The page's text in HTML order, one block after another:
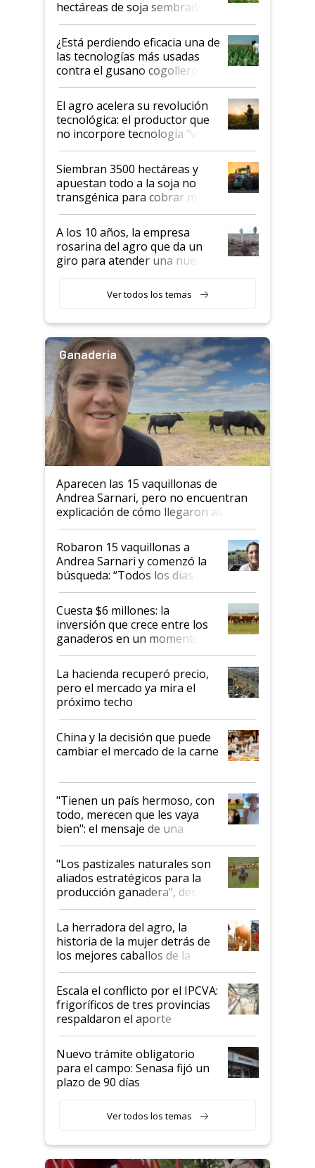
hectáreas de soja sembradas
con una nueva generación de
variedades que marcan un
salto tecnológico en genética y
rendimiento
¿Está perdiendo eficacia una de
las tecnologías más usadas
contra el gusano cogollero? El
desafío de una tecnología clave
El agro acelera su revolución
tecnológica: el productor que
no incorpore tecnología "va a
perder el tren"
Siembran 3500 hectáreas y
apuestan todo a la soja no
transgénica para cobrar más
por tonelada: compraron un
semillero
A los 10 años, la empresa
rosarina del agro que da un
giro para atender una nueva
Ver todos los temas
Ganadería
Aparecen las 15 vaquillonas de
Andrea Sarnari, pero no encuentran
explicación de cómo llegaron allí
Robaron 15 vaquillonas a
Andrea Sarnari y comenzó la
búsqueda: “Todos los días le
toca a algún productor”
Cuesta $6 millones: la
inversión que crece entre los
ganaderos en un momento
histórico para la actividad
La hacienda recuperó precio,
pero el mercado ya mira el
próximo techo
China y la decisión que puede
cambiar el mercado de la carne
"Tienen un país hermoso, con
todo, merecen que les vaya
bien": el mensaje de una
ganadera uruguaya sobre las
oportunidades que se abren
para el agro en Argentina, con
foco en la carne
"Los pastizales naturales son
aliados estratégicos para la
producción ganadera", destaca
la iniciativa que ya reúne a 46
establecimientos en Argentina
La herradora del agro, la
historia de la mujer detrás de
los mejores caballos de la
Argentina y los mitos que
todavía hacen sufrir a estos
animales: "Mientras me
descalificaban, yo seguí
haciendo currículum"
Escala el conflicto por el IPCVA:
frigoríficos de tres provincias
respaldaron el aporte
obligatorio
Nuevo trámite obligatorio
para el campo: Senasa fijó un
plazo de 90 días
Ver todos los temas